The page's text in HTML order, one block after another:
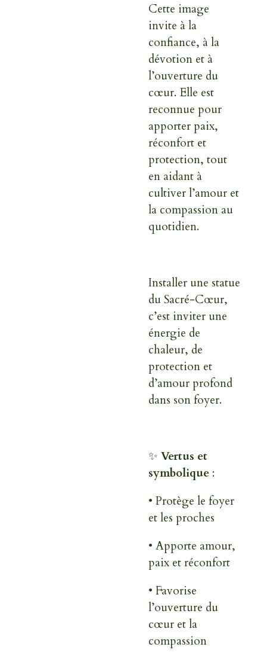
Cette image
invite à la
confiance, à la
dévotion et à
l’ouverture du
cœur. Elle est
reconnue pour
apporter paix,
réconfort et
protection, tout
en aidant à
cultiver l’amour et
la compassion au
quotidien.
Installer une statue
du Sacré-Cœur,
c’est inviter une
énergie de
chaleur, de
protection et
d’amour profond
dans son foyer.
✨ Vertus et
symbolique :
• Protège le foyer
et les proches
• Apporte amour,
paix et réconfort
• Favorise
l’ouverture du
cœur et la
compassion